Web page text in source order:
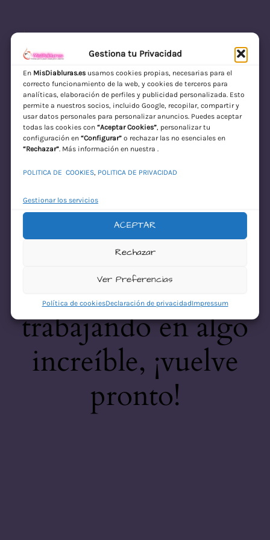
Gestiona tu Privacidad
En MisDiabluras.esusamos cookies propias, necesarias para el
correcto funcionamiento de la web, y cookies de terceros para
analíticas, elaboración de perfiles y publicidad personalizada. Esto
permite a nuestros socios, incluido Google, recopilar, compartir y
usar datos personales para personalizar anuncios. Puedes aceptar
todas las cookies con “Aceptar Cookies”, personalizar tu
configuración en “Configurar”o rechazar las no esenciales en
“Rechazar”. Más información en nuestra .
POLITICA DE COOKIES, POLITICA DE PRIVACIDAD
Gestionar los servicios
ACEPTAR
Rechazar
Ver Preferencias
Política de cookiesDeclaración de privacidadImpressum
MisDiabluras | Sexshop Online con Envío
Discreto en España
Acceder
¡Disculpa este
desastre! Estamos
trabajando en algo
increíble, ¡vuelve
pronto!